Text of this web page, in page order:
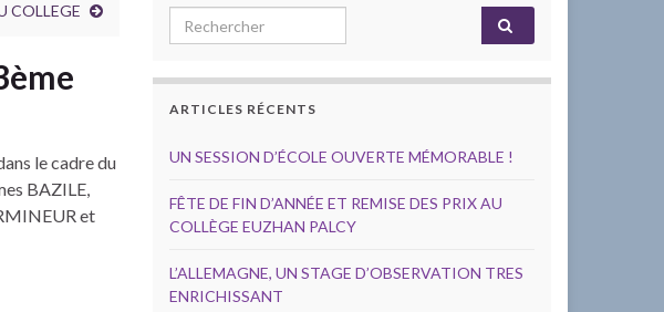
COLLEGE
le cadre du
BAZILE,
et
Search for:
ARTICLES RÉCENTS
UN SESSION D’ÉCOLE OUVERTE MÉMORABLE !
FÊTE DE FIN D’ANNÉE ET REMISE DES PRIX AU
COLLÈGE EUZHAN PALCY
L’ALLEMAGNE, UN STAGE D’OBSERVATION TRES
ENRICHISSANT